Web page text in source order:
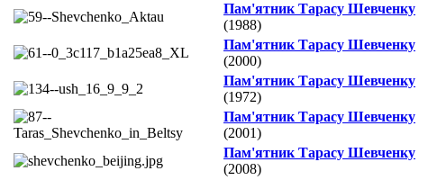
Пам'ятник Тарасу Шевченку
(1988)
Пам'ятник Тарасу Шевченку
(2000)
Пам'ятник Тарасу Шевченку
(1972)
Пам'ятник Тарасу Шевченку
(2001)
Пам'ятник Тарасу Шевченку
(2008)